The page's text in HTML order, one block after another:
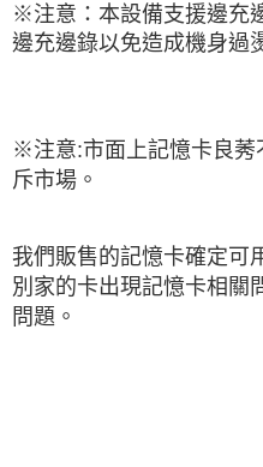
※注意：本設備支援邊充
邊充邊錄以免造成機身過
※注意:市面上記憶卡良莠
斥市場。
我們販售的記憶卡確定可
別家的卡出現記憶卡相關
問題。